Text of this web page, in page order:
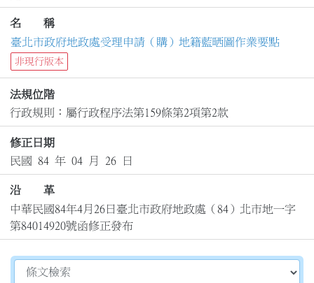
名 稱
臺北市政府地政處受理申請（購）地籍藍晒圖作業要點
非現行版本
法規位階
行政規則：屬行政程序法第159條第2項第2款
修正日期
民國 84 年 04 月 26 日
沿 革
中華民國84年4月26日臺北市政府地政處（84）北市地一字
第84014920號函修正發布
切換選擇法規資訊內容